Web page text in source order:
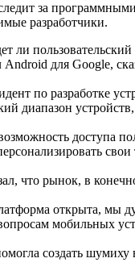
за
разработчики.
ли
Android для Google,
по разработке
диапазон
доступа
что рынок, в
открыта, мы
мобильных
создать